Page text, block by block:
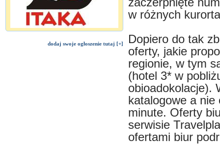
dodaj swoje ogłoszenie tutaj [+]
w różnych
Dopiero do tak
oferty, jakie
regionie, w tym
(hotel 3* w
obioadokolacje).
katalogowe a
minute. Oferty
serwisie
ofertami biur